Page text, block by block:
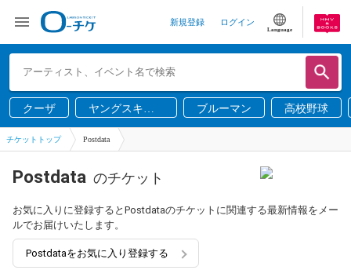
新規登録 ログイン
Language
クーザ
ヤングスキニ
ー
ブルーマン 高校野球
チケットトップ Postdata
Postdata のチケット
お気に入りに登録するとPostdataのチケットに関連する最新情報をメー
ルでお届けいたします。
Postdataをお気に入り登録する